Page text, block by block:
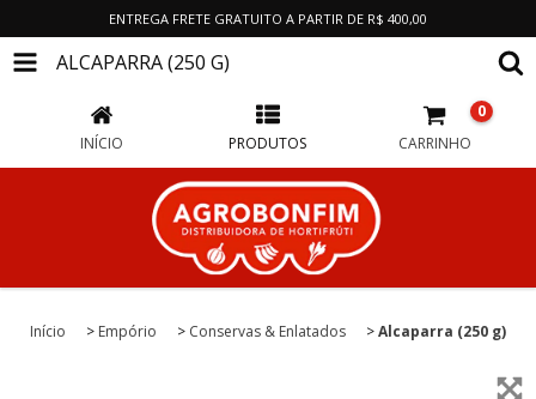
ENTREGA FRETE GRATUITO A PARTIR DE R$ 400,00
ALCAPARRA (250 G)
INÍCIO PRODUTOS CARRINHO
0
Início > Empório > Conservas & Enlatados >Alcaparra (250 g)